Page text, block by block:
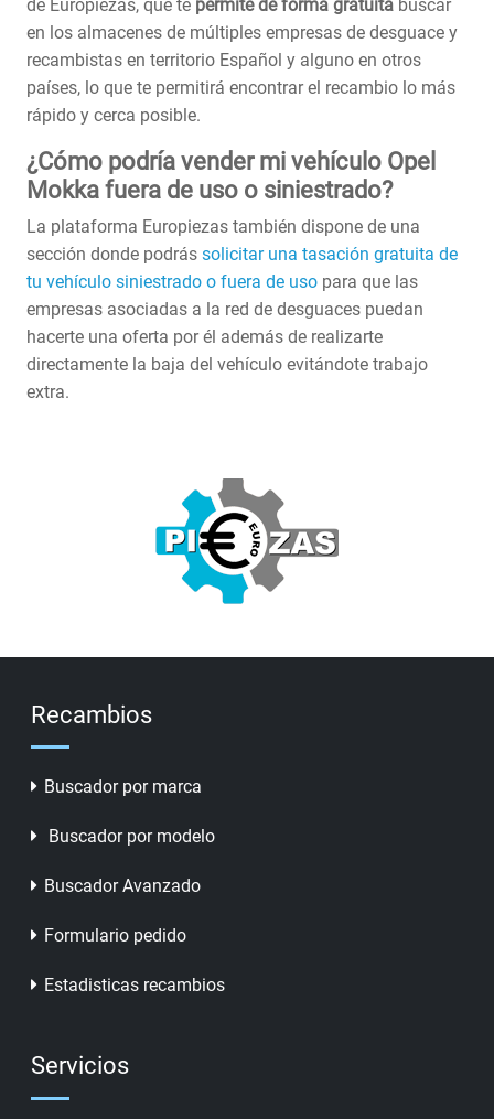
de Europiezas, que te permite de forma gratuita buscar
en los almacenes de múltiples empresas de desguace y
recambistas en territorio Español y alguno en otros
países, lo que te permitirá encontrar el recambio lo más
rápido y cerca posible.
¿Cómo podría vender mi vehículo Opel
Mokka fuera de uso o siniestrado?
La plataforma Europiezas también dispone de una
sección donde podrás solicitar una tasación gratuita de
tu vehículo siniestrado o fuera de uso para que las
empresas asociadas a la red de desguaces puedan
hacerte una oferta por él además de realizarte
directamente la baja del vehículo evitándote trabajo
extra.
Recambios
Buscador por marca
Buscador por modelo
Buscador Avanzado
Formulario pedido
Estadisticas recambios
Servicios